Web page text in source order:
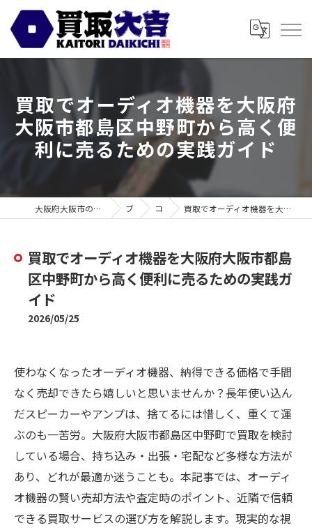
買取でオーディオ機器を大阪府
大阪市都島区中野町から高く便
利に売るための実践ガイド
大阪府大阪市の買取なら買取大吉 スギ薬局都島毛馬店 ブログ コラム 買取でオーディオ機器を大阪府大阪市都島区中野町から高く便利に売るための実践ガイド
買取でオーディオ機器を大阪府大阪市都島
区中野町から高く便利に売るための実践ガ
イド
2026/05/25
使わなくなったオーディオ機器、納得できる価格で手間
なく売却できたら嬉しいと思いませんか？長年使い込ん
だスピーカーやアンプは、捨てるには惜しく、重くて運
ぶのも一苦労。大阪府大阪市都島区中野町で買取を検討
している場合、持ち込み・出張・宅配など多様な方法が
あり、どれが最適か迷うことも。本記事では、オーディ
オ機器の賢い売却方法や査定時のポイント、近隣で信頼
できる買取サービスの選び方を解説します。現実的な視